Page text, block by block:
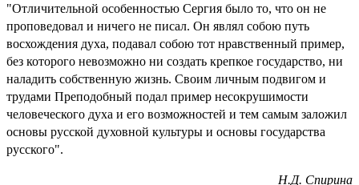
"Отличительной особенностью Сергия было то, что он не
проповедовал и ничего не писал. Он являл собою путь
восхождения духа, подавал собою тот нравственный пример,
без которого невозможно ни создать крепкое государство, ни
наладить собственную жизнь. Своим личным подвигом и
трудами Преподобный подал пример несокрушимости
человеческого духа и его возможностей и тем самым заложил
основы русской духовной культуры и основы государства
русского".
Н.Д. Спирина